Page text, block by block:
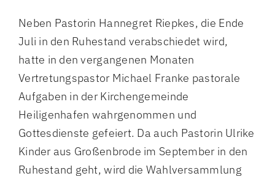
Neben Pastorin Hannegret Riepkes, die Ende
Juli in den Ruhestand verabschiedet wird,
hatte in den vergangenen Monaten
Vertretungspastor Michael Franke pastorale
Aufgaben in der Kirchengemeinde
Heiligenhafen wahrgenommen und
Gottesdienste gefeiert. Da auch Pastorin Ulrike
Kinder aus Großenbrode im September in den
Ruhestand geht, wird die Wahlversammlung